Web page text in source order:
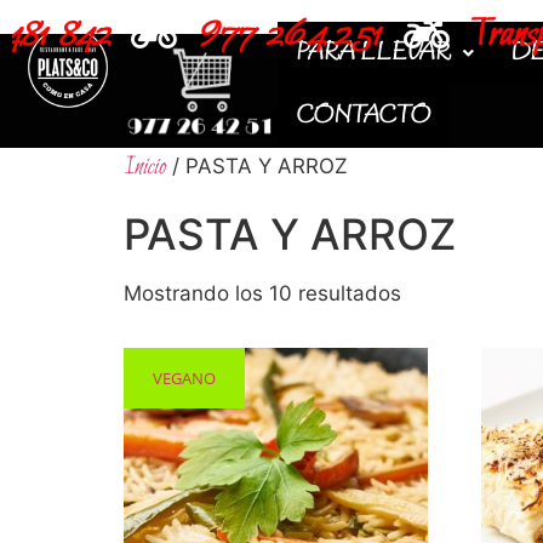
481 842 977 264 251
PARA LLEVAR
CONTACTO
Inicio/ PASTA Y ARROZ
PASTA Y ARROZ
Mostrando los 10 resultados
VEGANO